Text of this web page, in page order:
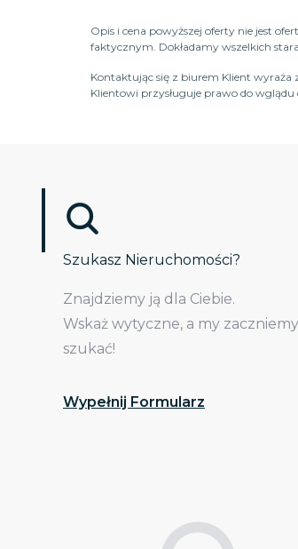
Opis i cena powyższej oferty nie jest
faktycznym. Dokładamy wszelkich
Kontaktując się z biurem Klient wyraża
Klientowi przysługuje prawo do
Szukasz Nieruchomości?
Znajdziemy ją dla Ciebie.
Wskaż wytyczne, a my zaczniemy
szukać!
Wypełnij Formularz